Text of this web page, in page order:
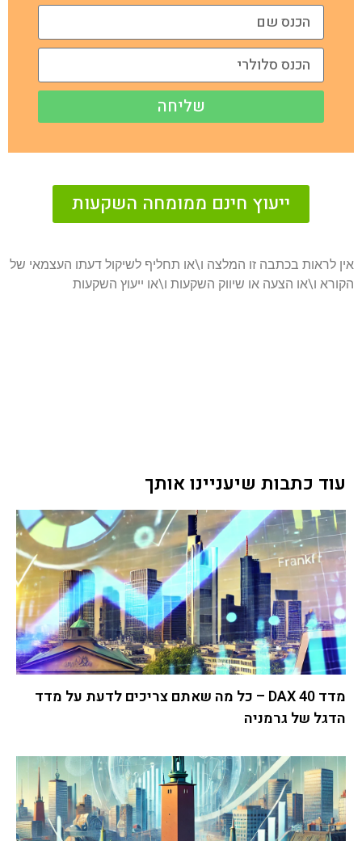
שליחה
ייעוץ חינם ממומחה השקעות
אין לראות בכתבה זו המלצה ו\או תחליף לשיקול דעתו העצמאי של
הקורא ו\או הצעה או שיווק השקעות ו\או ייעוץ השקעות
עוד כתבות שיעניינו אותך
מדד DAX 40 – כל מה שאתם צריכים לדעת על מדד
הדגל של גרמניה